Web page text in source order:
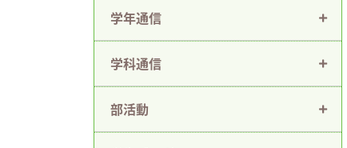
学年通信
学科通信
部活動